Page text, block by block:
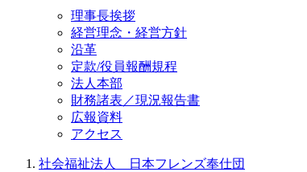
理事長挨拶
経営理念・経営方針
沿革
定款/役員報酬規程
法人本部
財務諸表／現況報告書
広報資料
アクセス
社会福祉法人 日本フレンズ奉仕団